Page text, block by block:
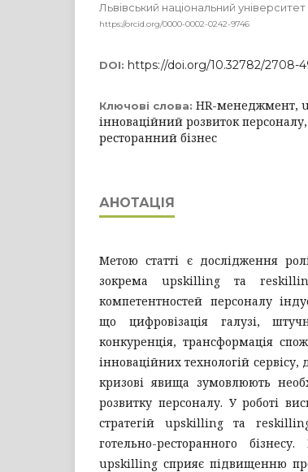
Львівський національний
https://orcid.org/0000-0002-0242-9746
DOI: https://doi.org/10.32782/2708-
Ключові слова: HR-менеджмент,
інноваційний розвиток
ресторанний бізнес
АНОТАЦІЯ
Метою статті є дослідження
зокрема upskilling та
компетентностей персоналу
що цифровізація галузі,
конкуренція, трансформація
інноваційних технологій сервісу,
кризові явища зумовлюють
розвитку персоналу. У роботі
стратегій upskilling та
готельно-ресторанного
upskilling сприяє підвищенню